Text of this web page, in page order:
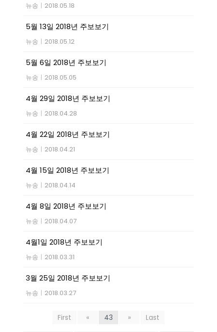
뉴송 | 2018.05.18
5월 13일 2018년 주보보기
뉴송 | 2018.05.12
5월 6일 2018년 주보보기
뉴송 | 2018.05.05
4월 29일 2018년 주보보기
뉴송 | 2018.04.28
4월 22일 2018년 주보보기
뉴송 | 2018.04.21
4월 15일 2018년 주보보기
뉴송 | 2018.04.14
4월 8일 2018년 주보보기
뉴송 | 2018.04.07
4월1일 2018년 주보보기
뉴송 | 2018.03.31
3월 25일 2018년 주보보기
뉴송 | 2018.03.27
First « 43 » Last